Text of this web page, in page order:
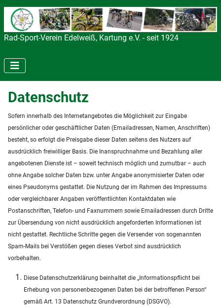
Rad-Sport-Verein Edelweiß, Kartung e.V. - seit 1924
Datenschutz
Sofern innerhalb des Internetangebotes die Möglichkeit zur Eingabe
persönlicher oder geschäftlicher Daten (Emailadressen, Namen, Anschriften)
besteht, so erfolgt die Preisgabe dieser Daten seitens des Nutzers auf
ausdrücklich freiwilliger Basis. Die Inanspruchnahme und Bezahlung aller
angebotenen Dienste ist – soweit technisch möglich und zumutbar – auch
ohne Angabe solcher Daten bzw. unter Angabe anonymisierter Daten oder
eines Pseudonyms gestattet. Die Nutzung der im Rahmen des Impressums
oder vergleichbarer Angaben veröffentlichten Kontaktdaten wie
Postanschriften, Telefon- und Faxnummern sowie Emailadressen durch Dritte
zur Übersendung von nicht ausdrücklich angeforderten Informationen ist
nicht gestattet. Rechtliche Schritte gegen die Versender von sogenannten
Spam-Mails bei Verstößen gegen dieses Verbot sind ausdrücklich
vorbehalten.
Diese Datenschutzerklärung beinhaltet die „Informationspflicht bei
Erhebung von personenbezogenen Daten bei der betroffenen Person“
gemäß Art. 13 Datenschutz Grundverordnung (DSGVO).